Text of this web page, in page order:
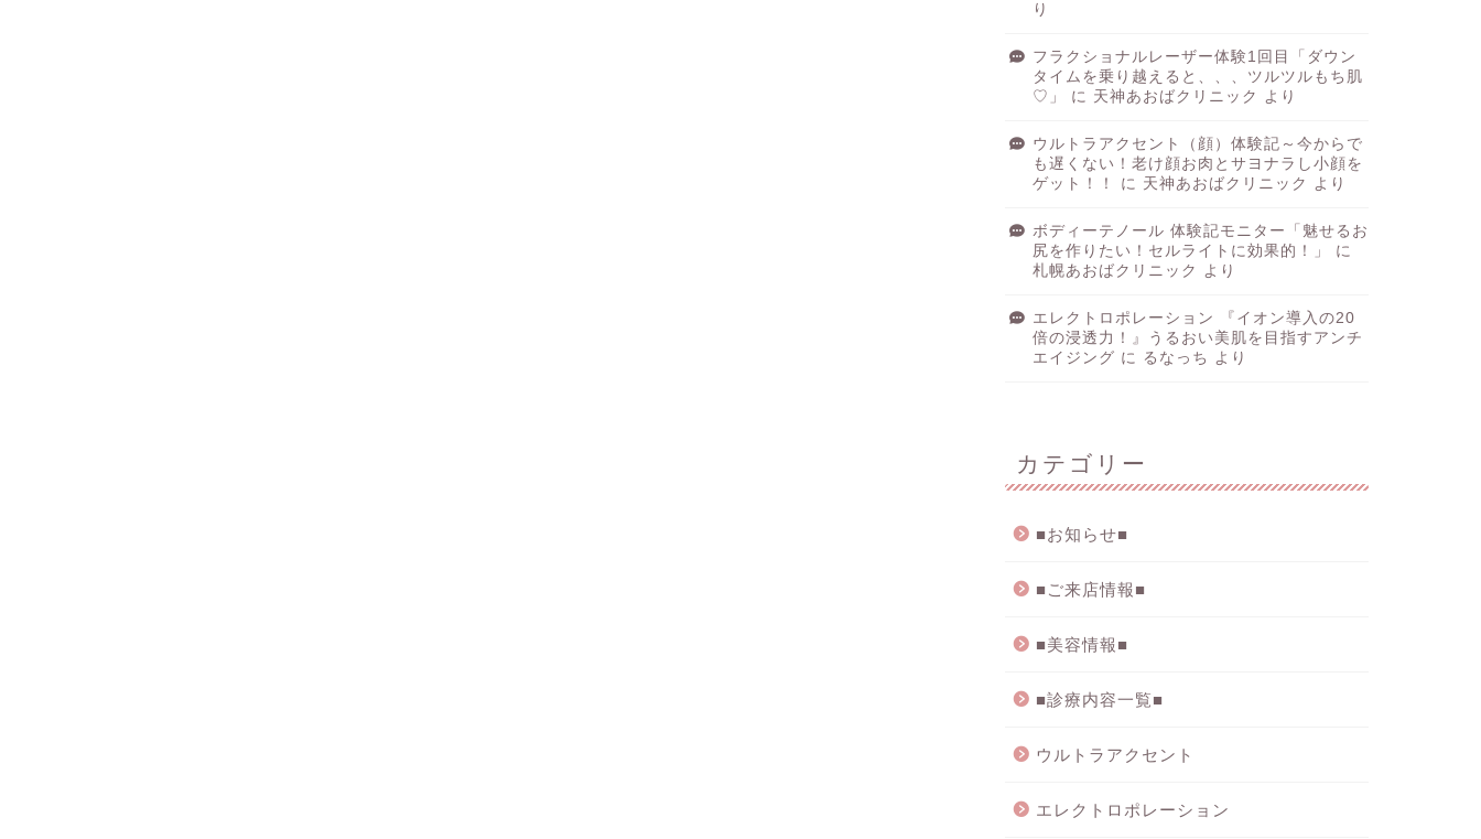
り
フラクショナルレーザー体験1回目「ダウン
タイムを乗り越えると、、、ツルツルもち肌
♡」
に 天神あおばクリニック より
ウルトラアクセント（顔）体験記～今からで
も遅くない！老け顔お肉とサヨナラし小顔を
ゲット！！
に 天神あおばクリニック より
ボディーテノール 体験記モニター「魅せるお
尻を作りたい！セルライトに効果的！」
に
札幌あおばクリニック
より
エレクトロポレーション 『イオン導入の20
倍の浸透力！』うるおい美肌を目指すアンチ
エイジング に るなっち より
カテゴリー
■お知らせ■
■ご来店情報■
■美容情報■
■診療内容一覧■
ウルトラアクセント
エレクトロポレーション